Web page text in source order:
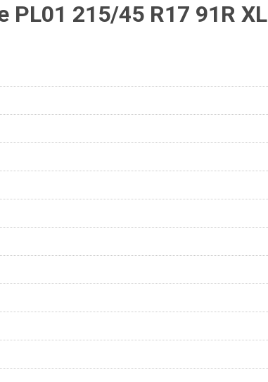
PL01 215/45 R17 91R XL